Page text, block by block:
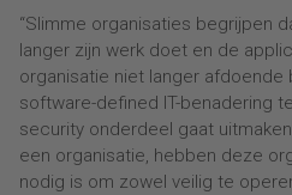
“Slimme organisaties begrijpen
langer zijn werk doet en de
organisatie niet langer
software-defined IT-benadering
security onderdeel gaat
een organisatie, hebben deze
nodig is om zowel veilig te